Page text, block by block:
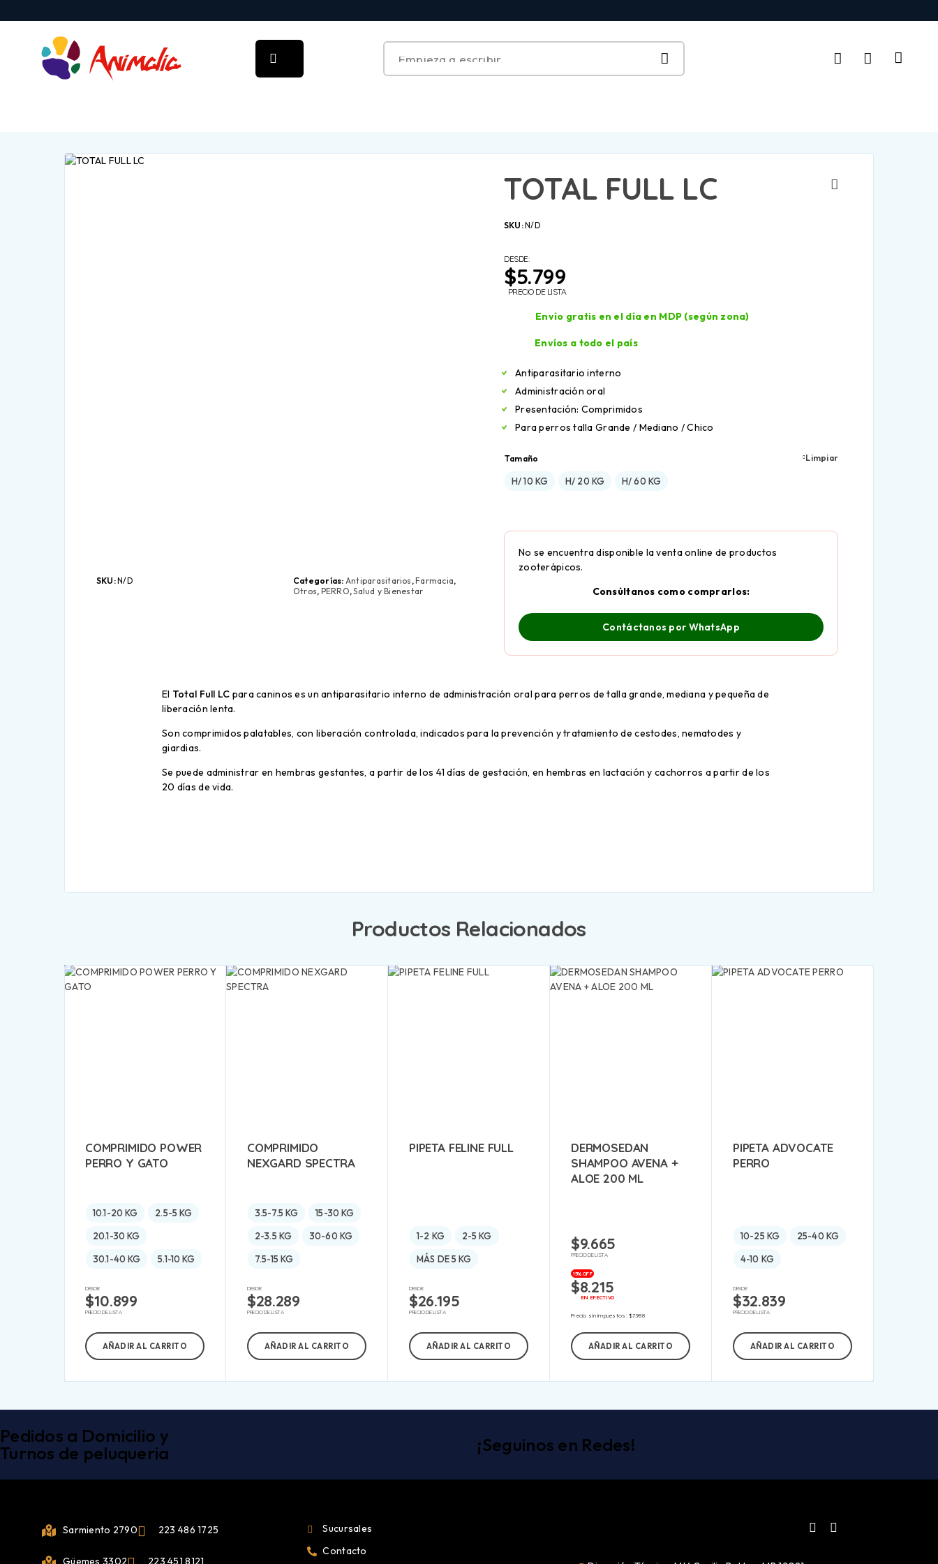
SKU:N/D Categorías: Antiparasitarios ,Farmacia,
Otros, PERRO,Salud y Bienestar
TOTAL FULL LC
SKU:N/D
DESDE:
$5.799
PRECIO DE LISTA
Envío gratis en el día en MDP (según zona)
Envíos a todo el país
Antiparasitario interno
Administración oral
Presentación: Comprimidos
Para perros talla Grande / Mediano / Chico
Tamaño
H/ 10 KG H/ 20 KG H/ 60 KG
Limpiar
No se encuentra disponible la venta online de productos
zooterápicos.
Consúltanos como comprarlos:
Contáctanos por WhatsApp
El Total Full LC para caninos es un antiparasitario interno de administración oral para perros de talla grande, mediana y pequeña de
liberación lenta.
Son comprimidos palatables, con liberación controlada, indicados para la prevención y tratamiento de cestodes, nematodes y
giardias.
Se puede administrar en hembras gestantes, a partir de los 41 días de gestación, en hembras en lactación y cachorros a partir de los
20 días de vida.
Productos Relacionados
COMPRIMIDO POWER
PERRO Y GATO
10.1-20 KG 2.5-5 KG
20.1-30 KG
30.1-40 KG 5.1-10 KG
DESDE:
$10.899
PRECIO DE LISTA
AÑADIR AL CARRITO
COMPRIMIDO
NEXGARD SPECTRA
3.5-7.5 KG 15-30 KG
2-3.5 KG 30-60 KG
7.5-15 KG
DESDE:
$28.289
PRECIO DE LISTA
AÑADIR AL CARRITO
PIPETA FELINE FULL
1-2 KG 2-5 KG
MÁS DE 5 KG
DESDE:
$26.195
PRECIO DE LISTA
AÑADIR AL CARRITO
DERMOSEDAN
SHAMPOO AVENA +
ALOE 200 ML
$9.665
PRECIO DE LISTA
15% OFF
$8.215
EN EFECTIVO
Precio sin impuestos:$7.988
AÑADIR AL CARRITO
PIPETA ADVOCATE
PERRO
10-25 KG 25-40 KG
4-10 KG
DESDE:
$32.839
PRECIO DE LISTA
AÑADIR AL CARRITO
Pedidos a Domicilio y
Turnos de peluqueria ¡Seguinos en Redes!
Sarmiento 2790 223 486 1725
Güemes 3302 223 451 8121
Sucursales
Contacto